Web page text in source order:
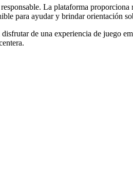
La plataforma
para ayudar y brindar orientación
de una experiencia de juego